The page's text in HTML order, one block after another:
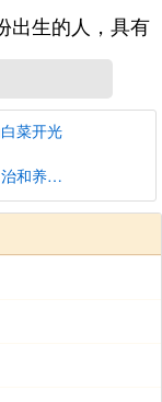
生的人，具有
此为“命”也。
每天的运势也
指先天的命相和
据生肖五行相
理神煞学，来解
的运势提供一些
了一些开运建
菜开光
中医养生学强调治病不治表而治本，治和养兼顾是有必要的